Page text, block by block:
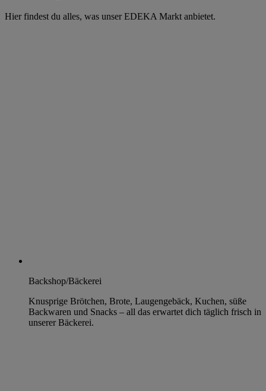
Hier findest du alles, was unser EDEKA Markt anbietet.
Backshop/Bäckerei
Knusprige Brötchen, Brote, Laugengebäck, Kuchen, süße
Backwaren und Snacks – all das erwartet dich täglich frisch in
unserer Bäckerei.